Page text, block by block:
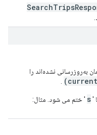
به‌روزرسانی نشده‌اند را
'
s ' ختم می شود. مثال: